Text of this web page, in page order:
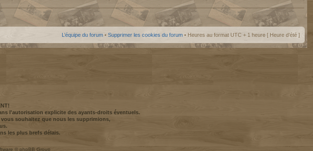
L’équipe du forum • Supprimer les cookies du forum • Heures au format UTC + 1 heure [ Heure d’été ]
l'autorisation explicite des ayants-droits éventuels.
souhaitez que nous les supprimions,
les plus brefs délais.
© phpBB Group